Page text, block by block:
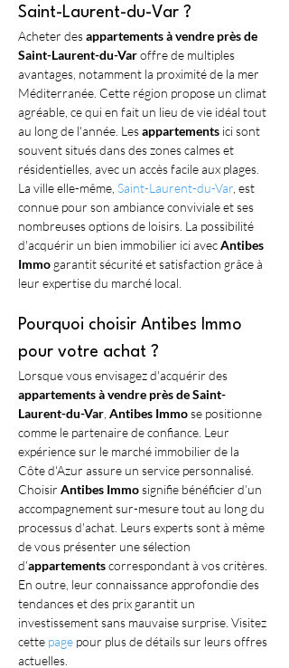
Saint-Laurent-du-Var ?
Acheter des appartements à vendre près de
Saint-Laurent-du-Var offre de multiples
avantages, notamment la proximité de la mer
Méditerranée. Cette région propose un climat
agréable, ce qui en fait un lieu de vie idéal tout
au long de l'année. Les appartements ici sont
souvent situés dans des zones calmes et
résidentielles, avec un accès facile aux plages.
La ville elle-même, Saint-Laurent-du-Var , est
connue pour son ambiance conviviale et ses
nombreuses options de loisirs. La possibilité
d'acquérir un bien immobilier ici avec Antibes
Immo garantit sécurité et satisfaction grâce à
leur expertise du marché local.
Pourquoi choisir Antibes Immo
pour votre achat ?
Lorsque vous envisagez d'acquérir des
appartements à vendre près de Saint-
Laurent-du-Var Antibes Immo se positionne
comme le partenaire de confiance. Leur
expérience sur le marché immobilier de la
Côte d'Azur assure un service personnalisé.
Choisir Antibes Immo signifie bénéficier d’un
accompagnement sur-mesure tout au long du
processus d'achat. Leurs experts sont à même
de vous présenter une sélection
d’appartements correspondant à vos critères.
En outre, leur connaissance approfondie des
tendances et des prix garantit un
investissement sans mauvaise surprise. Visitez
cette page pour plus de détails sur leurs offres
actuelles.